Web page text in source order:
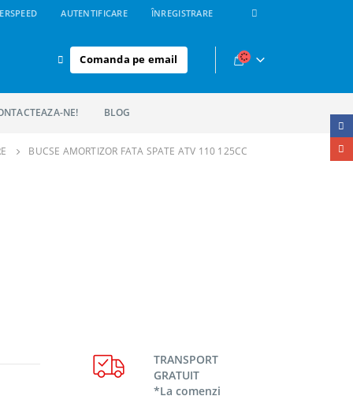
AUTENTIFICARE ÎNREGISTRARE
Comanda pe email
NE! BLOG
BUCSE AMORTIZOR FATA SPATE ATV 110 125CC
TRANSPORT
GRATUIT
*La comenzi